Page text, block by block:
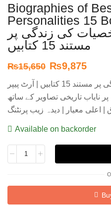
Biographies of
Personalities 15
کی زندگی پر
مستند 15 کتابیں
₨15,650 ₨9,875
عظیم مسلم شخصیات کی زندگی پر مستند 15 کتابیں | آرٹ پیپر
پر نایاب تاریخی تصاویر کے ساتھ
معیار | دیدہ زیب پرنٹنگ
Available on backorder